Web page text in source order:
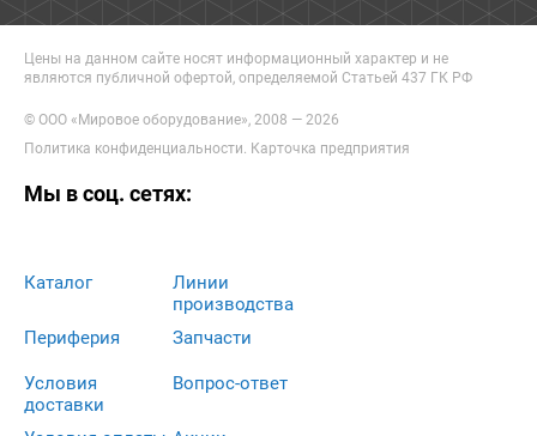
Цены на данном сайте носят информационный характер и не
являются публичной офертой, определяемой Статьей 437 ГК РФ
© ООО «Мировое оборудование», 2008 — 2026
Политика конфиденциальности Карточка предприятия
Мы в соц. сетях:
Каталог
Периферия
Линии
производства
Запчасти
Условия
доставки
Вопрос-ответ